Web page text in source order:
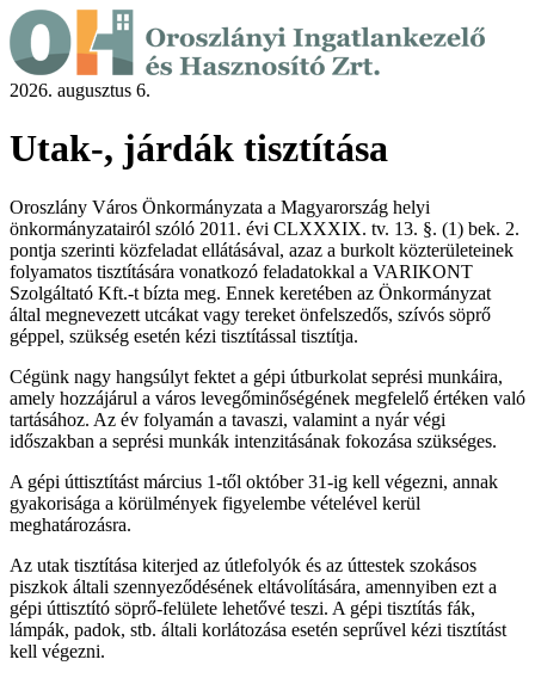
2026. augusztus 6.
Utak-, járdák tisztítása
Oroszlány Város Önkormányzata a Magyarország helyi
önkormányzatairól szóló 2011. évi CLXXXIX. tv. 13. §. (1) bek. 2.
pontja szerinti közfeladat ellátásával, azaz a burkolt közterületeinek
folyamatos tisztítására vonatkozó feladatokkal a VARIKONT
Szolgáltató Kft.-t bízta meg. Ennek keretében az Önkormányzat
által megnevezett utcákat vagy tereket önfelszedős, szívós söprő
géppel, szükség esetén kézi tisztítással tisztítja.
Cégünk nagy hangsúlyt fektet a gépi útburkolat seprési munkáira,
amely hozzájárul a város levegőminőségének megfelelő értéken való
tartásához. Az év folyamán a tavaszi, valamint a nyár végi
időszakban a seprési munkák intenzitásának fokozása szükséges.
A gépi úttisztítást március 1-től október 31-ig kell végezni, annak
gyakorisága a körülmények figyelembe vételével kerül
meghatározásra.
Az utak tisztítása kiterjed az útlefolyók és az úttestek szokásos
piszkok általi szennyeződésének eltávolítására, amennyiben ezt a
gépi úttisztító söprő-felülete lehetővé teszi. A gépi tisztítás fák,
lámpák, padok, stb. általi korlátozása esetén seprűvel kézi tisztítást
kell végezni.